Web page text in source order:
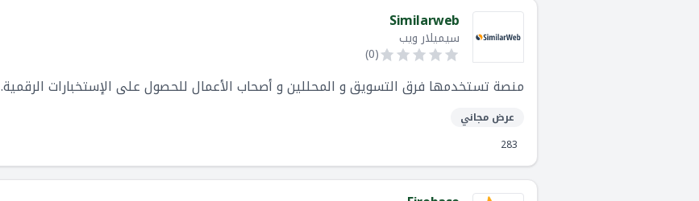
Similarweb
سيميلار ويب
(
0
)
منصة تستخدمها فرق التسويق و المحللين و أصحاب الأعمال للحصول على الإستخبارات الرقمية.
عرض مجاني
283